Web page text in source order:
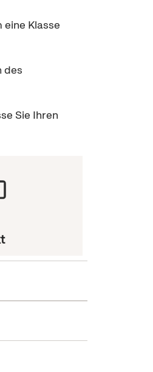
Klasse
des
Sie Ihren